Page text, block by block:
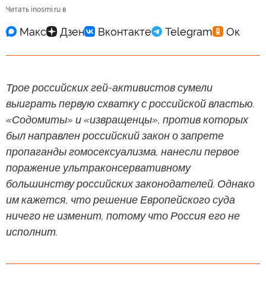
Читать inosmi.ru в
Трое российских гей-активистов сумели
выиграть первую схватку с российской властью.
«Содомиты» и «извращенцы», против которых
был направлен российский закон о запрете
пропаганды гомосексуализма, нанесли первое
поражение ультраконсервативному
большинству российских законодателей. Однако
им кажется, что решение Европейского суда
ничего не изменит, потому что Россия его не
исполнит.